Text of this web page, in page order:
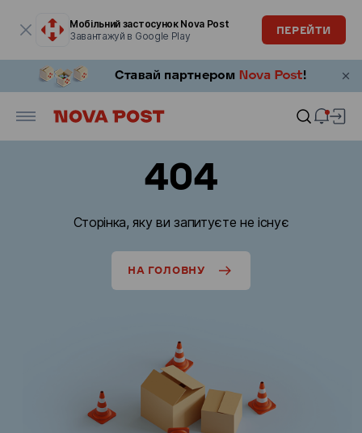
Мобільний застосунок Nova Post
Завантажуй в Google Play
ПЕРЕЙТИ
404
Сторінка, яку ви запитуєте не існує
НА ГОЛОВНУ